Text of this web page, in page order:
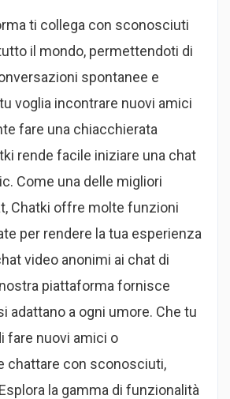
ti collega con sconosciuti
il mondo, permettendoti di
spontanee e
voglia incontrare nuovi amici
fare una chiacchierata
rende facile iniziare una chat
Come una delle migliori
Chatki offre molte funzioni
per rendere la tua esperienza
video anonimi ai chat di
piattaforma fornisce
adattano a ogni umore. Che tu
fare nuovi amici o
chattare con sconosciuti,
la gamma di funzionalità